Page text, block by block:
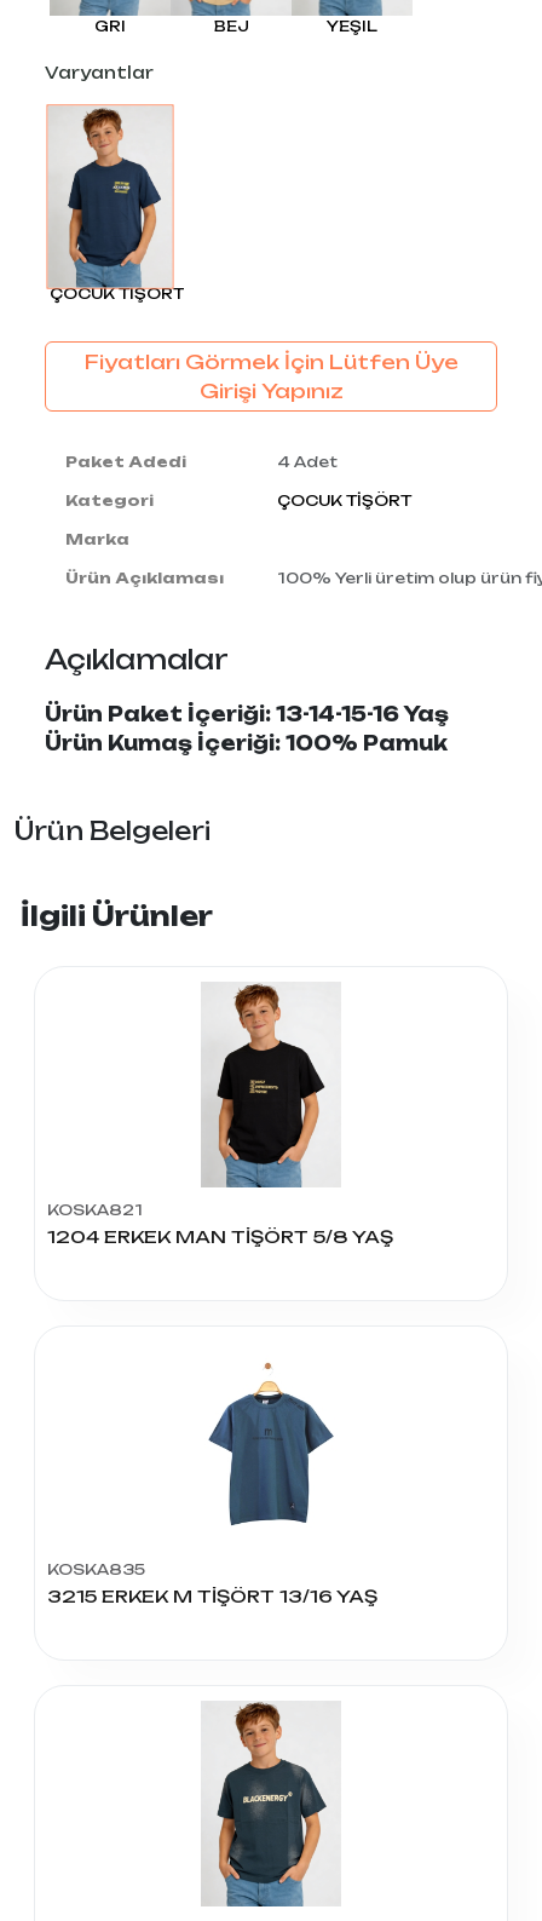
GRI BEJ YEŞIL
Varyantlar
ÇOCUK TİŞÖRT
Fiyatları Görmek İçin Lütfen Üye
Girişi Yapınız
Paket Adedi 4 Adet
Kategori ÇOCUK TİŞÖRT
Marka
Ürün Açıklaması 100% Yerli üretim olup ürün
Açıklamalar
Ürün Paket İçeriği: 13-14-15-16 Yaş
Ürün Kumaş İçeriği: 100% Pamuk
Ürün Belgeleri
İlgili Ürünler
KOSKA821
1204 ERKEK MAN TİŞÖRT 5/8 YAŞ
KOSKA835
3215 ERKEK M TİŞÖRT 13/16 YAŞ